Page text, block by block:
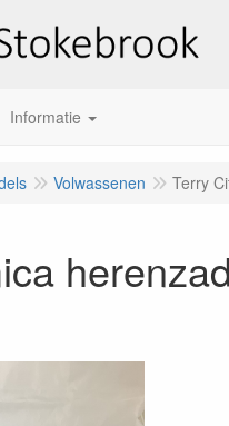
Informatie
Volwassenen Terry